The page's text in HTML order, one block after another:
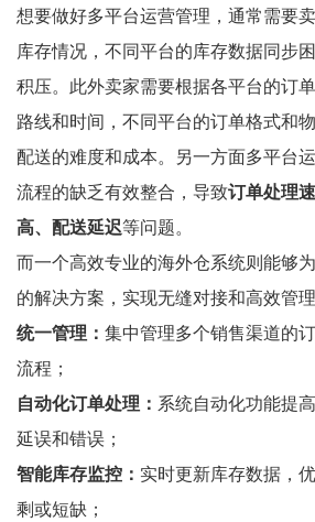
想要做好多平台运营管理，通常需要
库存情况，不同平台的库存数据同步
积压。此外卖家需要根据各平台的订
路线和时间，不同平台的订单格式和
配送的难度和成本。另一方面多平台
流程的缺乏有效整合，导致订单处理
高、配送延迟等问题。
而一个高效专业的海外仓系统则能够
的解决方案，实现无缝对接和高效管
统一管理： 集中管理多个销售渠道的
流程；
自动化订单处理： 系统自动化功能提
延误和错误；
智能库存监控： 实时更新库存数据，
剩或短缺；